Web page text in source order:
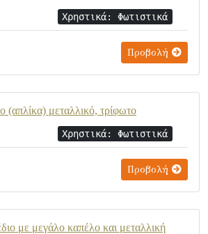
Χρηστικά: Φωτιστικά
Προβολή
(απλίκα) μεταλλικό, τρίφωτο
Χρηστικά: Φωτιστικά
Προβολή
με μεγάλο καπέλο και μεταλλική